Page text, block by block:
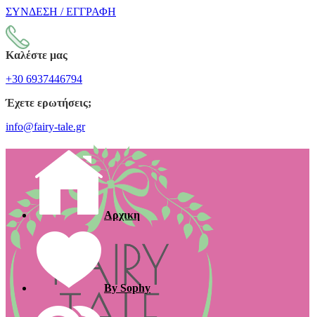
ΣΥΝΔΕΣΗ / ΕΓΓΡΑΦΗ
Καλέστε μας
+30 6937446794
Έχετε ερωτήσεις;
info@fairy-tale.gr
Αρχικη
By Sophy